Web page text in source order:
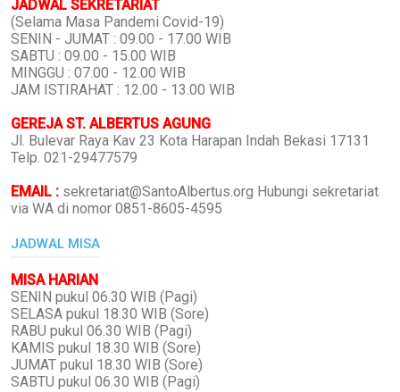
JADWAL SEKRETARIAT
(Selama Masa Pandemi Covid-19)
SENIN - JUMAT : 09.00 - 17.00 WIB
SABTU : 09.00 - 15.00 WIB
MINGGU : 07.00 - 12.00 WIB
JAM ISTIRAHAT : 12.00 - 13.00 WIB
GEREJA ST. ALBERTUS AGUNG
Jl. Bulevar Raya Kav 23 Kota Harapan Indah Bekasi 17131
Telp. 021-29477579
EMAIL : sekretariat@SantoAlbertus.org Hubungi sekretariat
via WA di nomor 0851-8605-4595
JADWAL MISA
MISA HARIAN
SENIN pukul 06.30 WIB (Pagi)
SELASA pukul 18.30 WIB (Sore)
RABU pukul 06.30 WIB (Pagi)
KAMIS pukul 18.30 WIB (Sore)
JUMAT pukul 18.30 WIB (Sore)
SABTU pukul 06.30 WIB (Pagi)